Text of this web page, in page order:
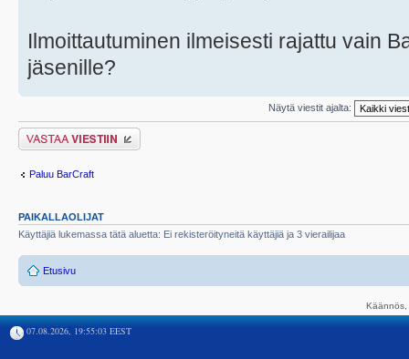
Ilmoittautuminen ilmeisesti rajattu vain
jäsenille?
Näytä viestit ajalta:
Lähetä vastaus
Paluu BarCraft
PAIKALLAOLIJAT
Käyttäjiä lukemassa tätä aluetta: Ei rekisteröityneitä käyttäjiä ja 3 vierailijaa
Etusivu
07.08.2026, 19:55:03 EEST